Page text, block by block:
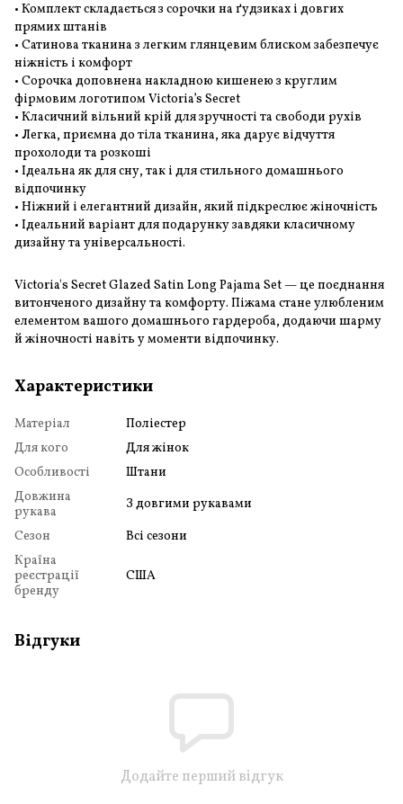
• Комплект складається з сорочки на ґудзиках і довгих
прямих штанів
• Сатинова тканина з легким глянцевим блиском забезпечує
ніжність і комфорт
• Сорочка доповнена накладною кишенею з круглим
фірмовим логотипом Victoria’s Secret
• Класичний вільний крій для зручності та свободи рухів
• Легка, приємна до тіла тканина, яка дарує відчуття
прохолоди та розкоші
• Ідеальна як для сну, так і для стильного домашнього
відпочинку
• Ніжний і елегантний дизайн, який підкреслює жіночність
• Ідеальний варіант для подарунку завдяки класичному
дизайну та універсальності.
Victoria's Secret Glazed Satin Long Pajama Set — це поєднання
витонченого дизайну та комфорту. Піжама стане улюбленим
елементом вашого домашнього гардероба, додаючи шарму
й жіночності навіть у моменти відпочинку.
Характеристики
Матеріал
Поліестер
Для кого
Для жінок
Особливості
Штани
Довжина
рукава
З довгими рукавами
Сезон
Всі сезони
Країна
реєстрації
бренду
США
Відгуки
Додайте перший відгук